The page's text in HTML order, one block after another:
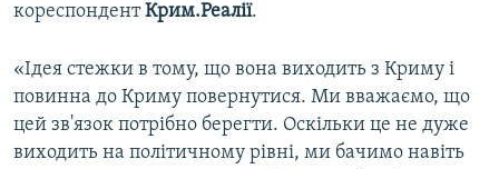
кореспондентКрим.Реалії.
«Ідея стежки в тому, що вона виходить з Криму і
повинна до Криму повернутися. Ми вважаємо, що
цей зв'язок потрібно берегти. Оскільки це не дуже
виходить на політичному рівні, ми бачимо навіть